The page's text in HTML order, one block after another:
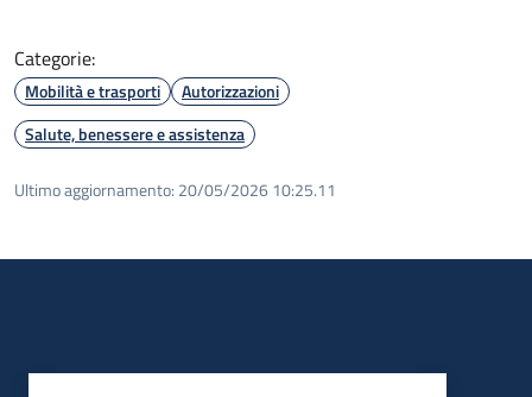
Categorie:
Mobilità e trasporti
Autorizzazioni
Salute, benessere e assistenza
Ultimo aggiornamento: 20/05/2026 10:25.11